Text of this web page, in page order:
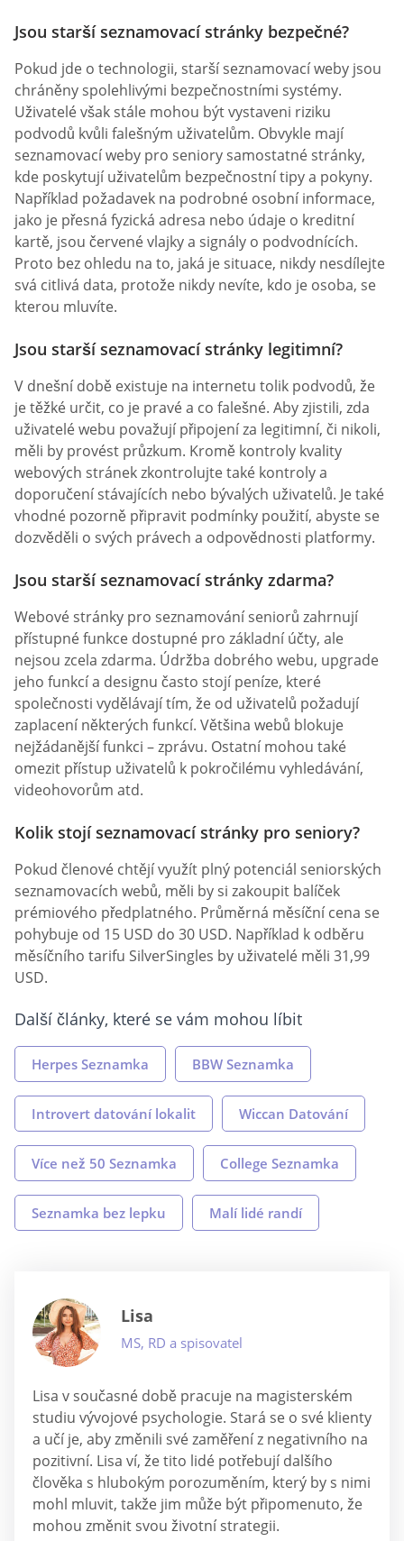
Jsou starší seznamovací stránky bezpečné?
Pokud jde o technologii, starší seznamovací weby jsou
chráněny spolehlivými bezpečnostními systémy.
Uživatelé však stále mohou být vystaveni riziku
podvodů kvůli falešným uživatelům. Obvykle mají
seznamovací weby pro seniory samostatné stránky,
kde poskytují uživatelům bezpečnostní tipy a pokyny.
Například požadavek na podrobné osobní informace,
jako je přesná fyzická adresa nebo údaje o kreditní
kartě, jsou červené vlajky a signály o podvodnících.
Proto bez ohledu na to, jaká je situace, nikdy nesdílejte
svá citlivá data, protože nikdy nevíte, kdo je osoba, se
kterou mluvíte.
Jsou starší seznamovací stránky legitimní?
V dnešní době existuje na internetu tolik podvodů, že
je těžké určit, co je pravé a co falešné. Aby zjistili, zda
uživatelé webu považují připojení za legitimní, či nikoli,
měli by provést průzkum. Kromě kontroly kvality
webových stránek zkontrolujte také kontroly a
doporučení stávajících nebo bývalých uživatelů. Je také
vhodné pozorně připravit podmínky použití, abyste se
dozvěděli o svých právech a odpovědnosti platformy.
Jsou starší seznamovací stránky zdarma?
Webové stránky pro seznamování seniorů zahrnují
přístupné funkce dostupné pro základní účty, ale
nejsou zcela zdarma. Údržba dobrého webu, upgrade
jeho funkcí a designu často stojí peníze, které
společnosti vydělávají tím, že od uživatelů požadují
zaplacení některých funkcí. Většina webů blokuje
nejžádanější funkci – zprávu. Ostatní mohou také
omezit přístup uživatelů k pokročilému vyhledávání,
videohovorům atd.
Kolik stojí seznamovací stránky pro seniory?
Pokud členové chtějí využít plný potenciál seniorských
seznamovacích webů, měli by si zakoupit balíček
prémiového předplatného. Průměrná měsíční cena se
pohybuje od 15 USD do 30 USD. Například k odběru
měsíčního tarifu SilverSingles by uživatelé měli 31,99
USD.
Další články, které se vám mohou líbit
Herpes Seznamka BBW Seznamka
Introvert datování lokalit Wiccan Datování
Více než 50 Seznamka College Seznamka
Seznamka bez lepku Malí lidé randí
Lisa
MS, RD a spisovatel
Lisa v současné době pracuje na magisterském
studiu vývojové psychologie. Stará se o své klienty
a učí je, aby změnili své zaměření z negativního na
pozitivní. Lisa ví, že tito lidé potřebují dalšího
člověka s hlubokým porozuměním, který by s nimi
mohl mluvit, takže jim může být připomenuto, že
mohou změnit svou životní strategii.